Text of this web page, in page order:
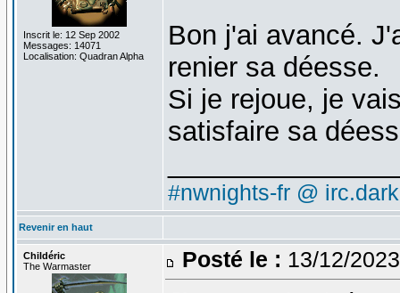
Inscrit le: 12 Sep 2002
Messages: 14071
Localisation: Quadran Alpha
Bon j'ai avancé.
renier sa déesse.
Si je rejoue, je
satisfaire sa
#nwnights-fr @
Revenir en haut
Childéric
The Warmaster
Posté le : 13/12/